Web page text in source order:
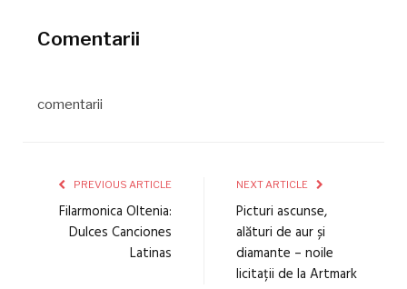
Comentarii
comentarii
PREVIOUS ARTICLE
Filarmonica Oltenia:
Dulces Canciones
Latinas
NEXT ARTICLE
Picturi ascunse,
alături de aur și
diamante – noile
licitații de la Artmark